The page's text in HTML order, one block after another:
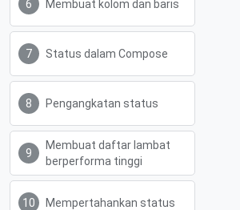
Membuat kolom dan baris
Status dalam Compose
Pengangkatan status
Membuat daftar lambat
berperforma tinggi
Mempertahankan status